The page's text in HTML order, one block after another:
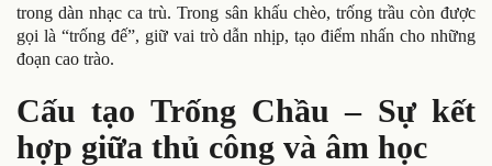
trong dàn nhạc ca trù. Trong sân khấu chèo, trống trầu còn được
gọi là “trống đế”, giữ vai trò dẫn nhịp, tạo điểm nhấn cho những
đoạn cao trào.
Cấu tạo Trống Chầu – Sự kết
hợp giữa thủ công và âm học